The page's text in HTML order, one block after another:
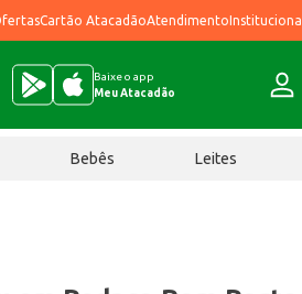
Cartão AtacadãoAtendimentoInstitucional
Baixe o app
Meu Atacadão
Bebês Leites